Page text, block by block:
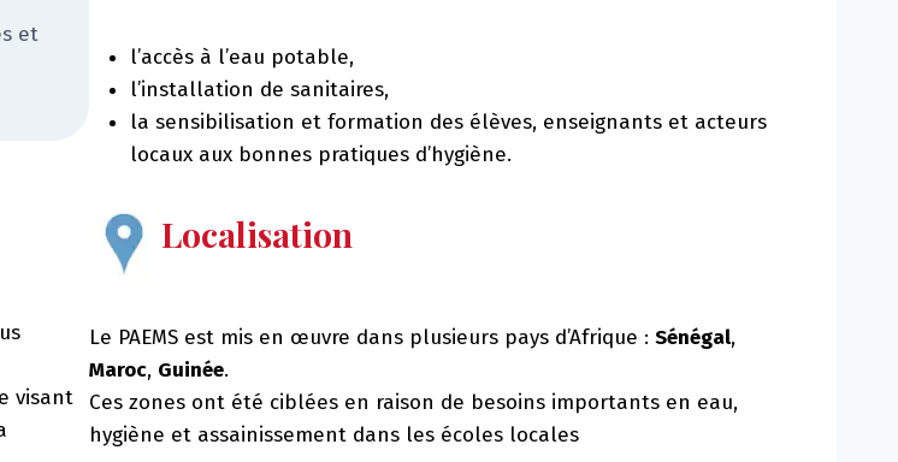
et
visant
l’accès à l’eau potable,
l’installation de sanitaires,
la sensibilisation et formation des élèves, enseignants et acteurs
locaux aux bonnes pratiques d’hygiène.
Localisation
Le PAEMS est mis en œuvre dans plusieurs pays d’Afrique : Sénégal,
Maroc, Guinée.
Ces zones ont été ciblées en raison de besoins importants en eau,
hygiène et assainissement dans les écoles locales